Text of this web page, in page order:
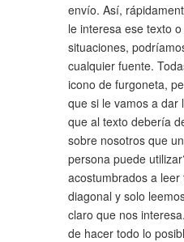
envío. Así,
le interesa ese texto
situaciones,
cualquier fuente.
icono de furgoneta,
que si le vamos a dar
que al texto debería
sobre nosotros que
persona puede
acostumbrados a leer
diagonal y solo
claro que nos
de hacer todo lo